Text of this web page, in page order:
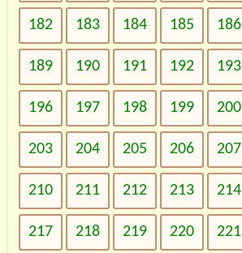
182 183 184 185 186
189 190 191 192 193
196 197 198 199 200
203 204 205 206 207
210 211 212 213 214
217 218 219 220 221